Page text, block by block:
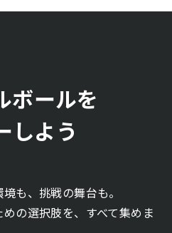
ボールを
しよう
も、挑戦の舞台も。
の選択肢を、すべて集めま